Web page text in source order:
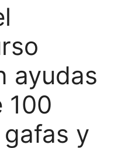
ayudas
100
y